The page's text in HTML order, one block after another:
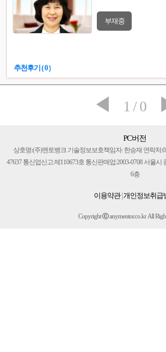
부재중
추천후기 ( 0 )
◀ 1 / 0
PC버전
상호명:(주)멘토뱅크 기술정보보호책임자: 한승재 연락처
47637 통신업신고:제110673호 통신판매업:2003-0708 서울
6층
이용약관| 개인정보취급
Copyrightⓒanymentor.co.kr All